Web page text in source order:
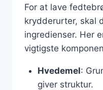
For at lave
krydderurter, skal
ingredienser. Her
vigtigste
Hvedemel:
giver struktur.